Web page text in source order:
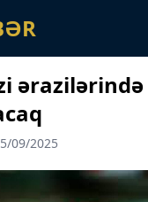
09/2025